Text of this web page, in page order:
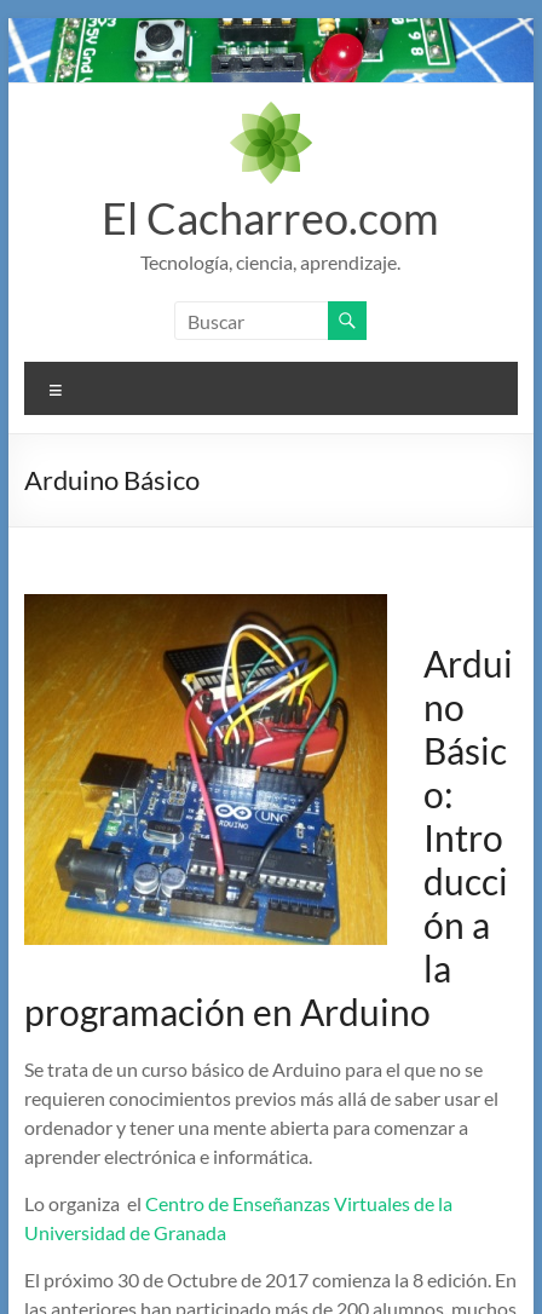
Saltar
al
contenido
El Cacharreo.com
Tecnología, ciencia, aprendizaje.
Arduino Básico
Ardui
no
Básic
o:
Intro
ducci
ón a
la
programación en Arduino
Se trata de un curso básico de Arduino para el que no se
requieren conocimientos previos más allá de saber usar el
ordenador y tener una mente abierta para comenzar a
aprender electrónica e informática.
Lo organiza el Centro de Enseñanzas Virtuales de la
Universidad de Granada
El próximo 30 de Octubre de 2017 comienza la 8 edición. En
las anteriores han participado más de 200 alumnos, muchos